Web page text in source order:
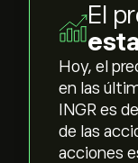
El
Hoy, el
en las
INGR es
de las
acciones